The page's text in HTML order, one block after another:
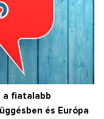
a fiatalabb
és Európa